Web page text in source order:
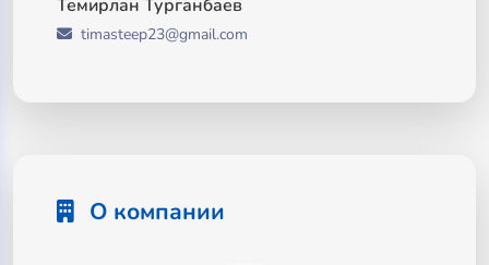
Темирлан Турганбаев
timasteep23@gmail.com
О компании